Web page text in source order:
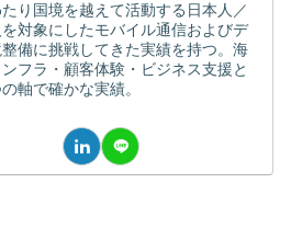
り国境を越えて活動する日本人／
対象にしたモバイル通信およびデ
備に挑戦してきた実績を持つ。海
フラ・顧客体験・ビジネス支援と
軸で確かな実績。